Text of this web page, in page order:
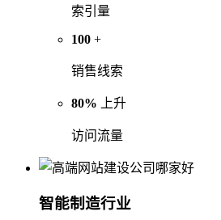
索引量
100 +
销售线索
80% 上升
访问流量
智能制造行业